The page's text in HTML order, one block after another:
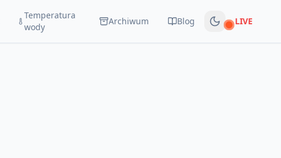
Temperatura
wody
Archiwum Blog Na żywo
LIVE